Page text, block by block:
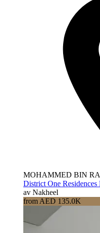
MOHAMMED BIN
District One
av Nakheel
from AED 135.0K